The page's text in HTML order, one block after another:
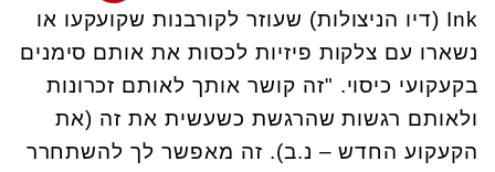
Ink (דיו הניצולות) שעוזר לקורבנות שקועקעו או
נשארו עם צלקות פיזיות לכסות את אותם סימנים
בקעקועי כיסוי. "זה קושר אותך לאותם זכרונות
ולאותם רגשות שהרגשת כשעשית את זה (את
הקעקוע החדש – נ.ב). זה מאפשר לך להשתחרר